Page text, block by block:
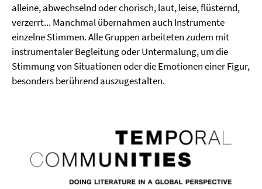
alleine, abwechselnd oder chorisch, laut, leise, flüsternd,
verzerrt... Manchmal übernahmen auch Instrumente
einzelne Stimmen. Alle Gruppen arbeiteten zudem mit
instrumentaler Begleitung oder Untermalung, um die
Stimmung von Situationen oder die Emotionen einer Figur,
besonders berührend auszugestalten.